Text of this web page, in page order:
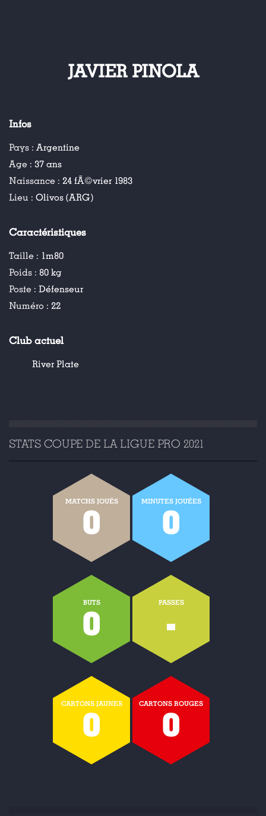
JAVIER PINOLA
Infos
Pays : Argentine
Age : 37 ans
Naissance : 24 fÃ©vrier 1983
Lieu : Olivos (ARG)
Caractéristiques
Taille : 1m80
Poids : 80 kg
Poste : Défenseur
Numéro : 22
Club actuel
River Plate
STATS COUPE DE LA LIGUE PRO 2021
MATCHS JOUÉS
0
MINUTES JOUÉES
0
BUTS
0
PASSES
-
CARTONS JAUNES
0
CARTONS ROUGES
0